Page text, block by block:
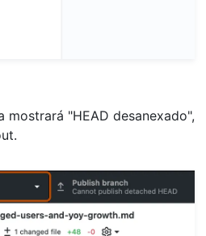
"HEAD desanexado",